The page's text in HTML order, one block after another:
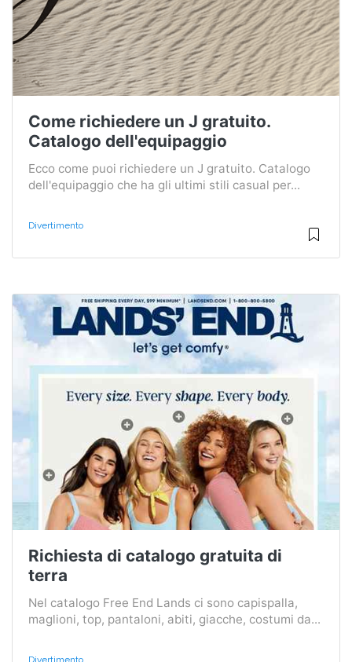
Come richiedere un J gratuito.
Catalogo dell'equipaggio
Ecco come puoi richiedere un J gratuito. Catalogo
dell'equipaggio che ha gli ultimi stili casual per...
Divertimento
Richiesta di catalogo gratuita di
terra
Nel catalogo Free End Lands ci sono capispalla,
maglioni, top, pantaloni, abiti, giacche, costumi da...
Divertimento